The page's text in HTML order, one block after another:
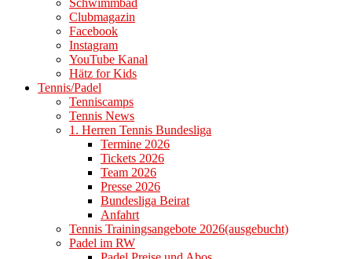
Schwimmbad
Clubmagazin
Facebook
Instagram
YouTube Kanal
Hätz for Kids
Tennis/Padel
Tenniscamps
Tennis News
1. Herren Tennis Bundesliga
Termine 2026
Tickets 2026
Team 2026
Presse 2026
Bundesliga Beirat
Anfahrt
Tennis Trainingsangebote 2026(ausgebucht)
Padel im RW